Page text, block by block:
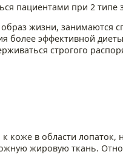
пациентами при 2 типе
жизни, занимаются
более эффективной
строгого
коже в области
жировую ткань.